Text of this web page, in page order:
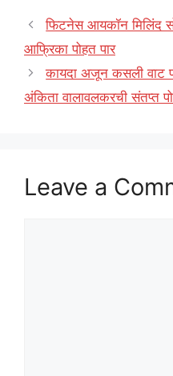
फिटनेस आयकॉन मिलिंद
आफ्रिका पोहत पार
कायदा अजून कसली वाट
अंकिता वालावलकरची संतप्त
Leave a